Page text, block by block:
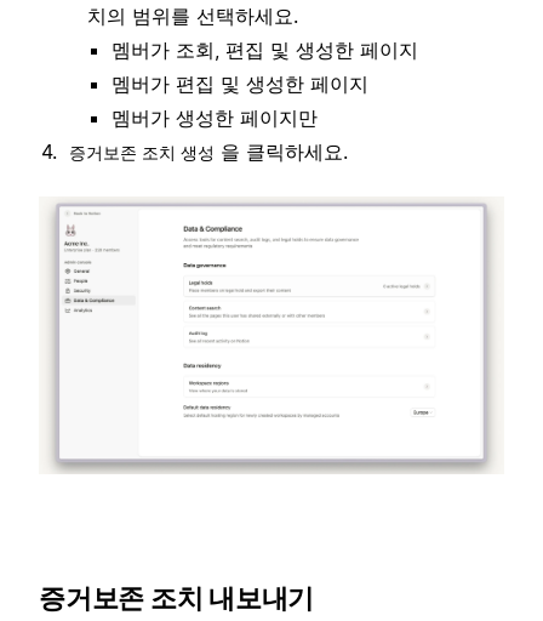
치의 범위를 선택하세요.
멤버가 조회, 편집 및 생성한 페이지
멤버가 편집 및 생성한 페이지
멤버가 생성한 페이지만
증거보존 조치 생성 을 클릭하세요.
증거보존 조치 내보내기